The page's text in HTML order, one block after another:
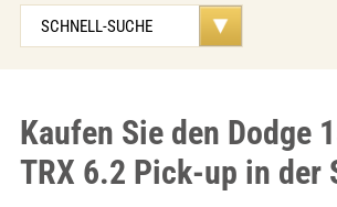
Kaufen Sie den Dodge
TRX 6.2 Pick-up in der